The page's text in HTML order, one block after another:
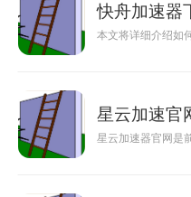
快舟加速器
本文将详细介绍如
星云加速官
星云加速器官网是